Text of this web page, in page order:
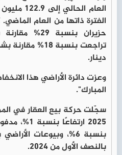
الفترة ذاتها من العام
دينار.
وعزت دائرة الأراضي هذا
المبارك".
سجّلت حركة بيع العقار في
2025
بالنصف الأول من 2024.